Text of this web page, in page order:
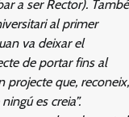
a ser Rector). També
al primer
va deixar el
de portar fins al
projecte que, reconeix,
es creia”.